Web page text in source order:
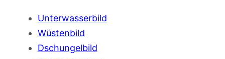
Unterwasserbild
Wüstenbild
Dschungelbild